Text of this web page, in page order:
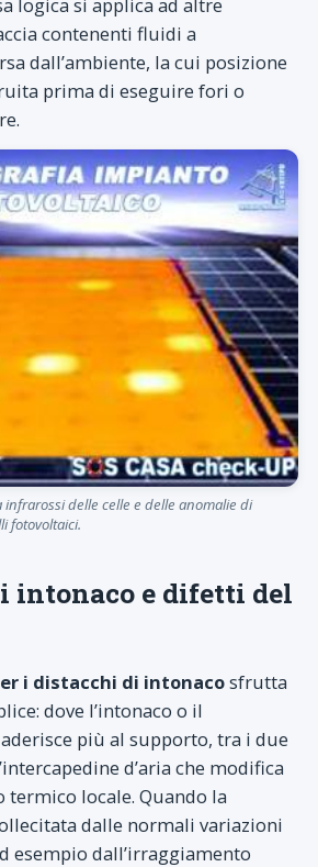
logica si applica ad altre
contenenti fluidi a
dall’ambiente, la cui posizione
prima di eseguire fori o
delle celle e delle anomalie di
fotovoltaici.
intonaco e difetti del
i distacchi di intonacosfrutta
dove l’intonaco o il
più al supporto, tra i due
d’aria che modifica
locale. Quando la
dalle normali variazioni
esempio dall’irraggiamento